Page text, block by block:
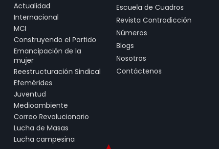
Actualidad
Internacional
MCI
Construyendo el Partido
Emancipación de la
mujer
Reestructuración Sindical
Efemérides
Juventud
Medioambiente
Correo Revolucionario
Lucha de Masas
Lucha campesina
Escuela de Cuadros
Revista Contradicción
Números
Blogs
Nosotros
Contáctenos